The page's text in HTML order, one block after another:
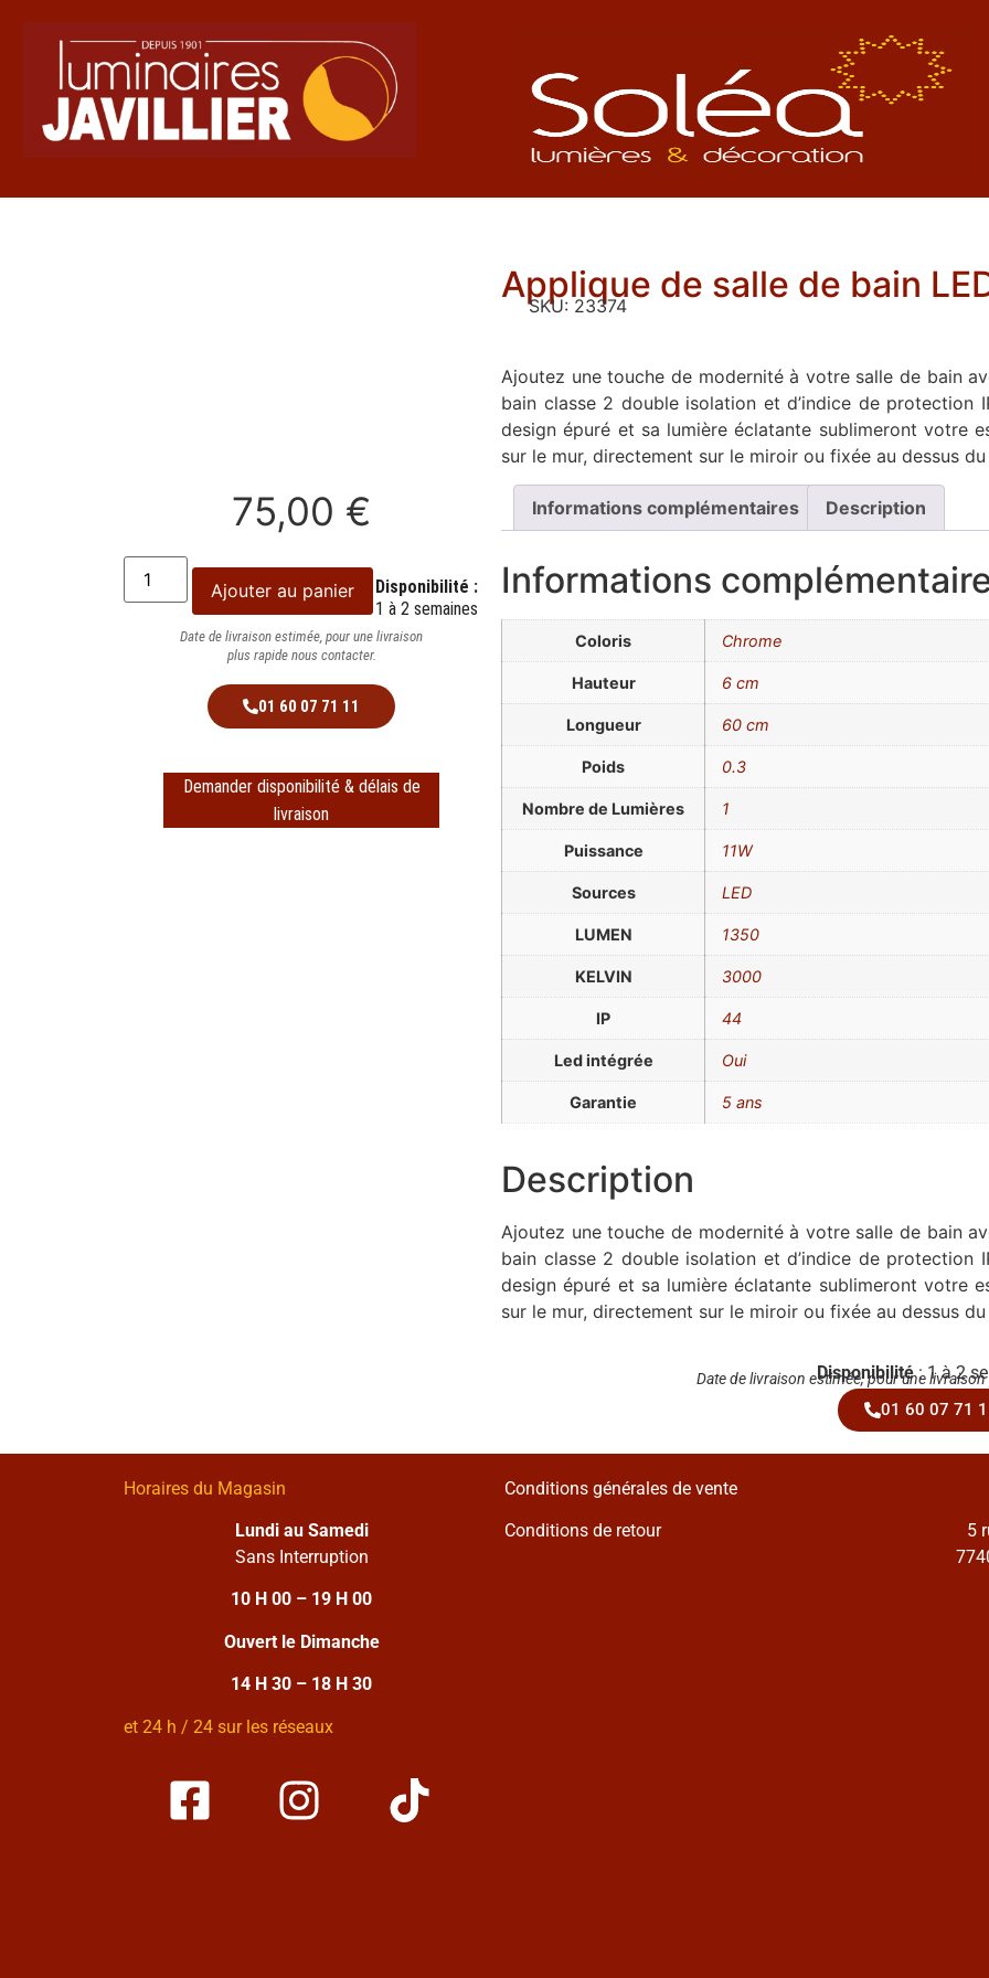
75,00 €
Ajouter au panier
Disponibilité :
1 à 2 semaines
Date de livraison estimée, pour une livraison
plus rapide nous contacter.
01 60 07 71 11
Demander disponibilité & délais de
livraison
Applique de salle de bain
SKU: 23374
Ajoutez une touche de modernité à votre salle de bain
bain classe 2 double isolation et d’indice de protection
design épuré et sa lumière éclatante sublimeront votre
sur le mur, directement sur le miroir ou fixée au dessus
Informations complémentaires Description
Informations
Coloris Chrome
Hauteur 6 cm
Longueur 60 cm
Poids 0.3
Nombre de Lumières 1
Puissance 11W
Sources LED
LUMEN 1350
KELVIN 3000
IP 44
Led intégrée Oui
Garantie 5 ans
Description
Ajoutez une touche de modernité à votre salle de bain
bain classe 2 double isolation et d’indice de protection
design épuré et sa lumière éclatante sublimeront votre
sur le mur, directement sur le miroir ou fixée au dessus
Disponibilité: 1 à 2
Date de livraison estimée, pour une
01 60 07 71
Horaires du Magasin
Lundi au Samedi
Sans Interruption
10 H 00 – 19 H 00
Ouvert le Dimanche
14 H 30 – 18 H 30
et 24 h / 24 sur les réseaux
Conditions générales de vente
Conditions de retour
5